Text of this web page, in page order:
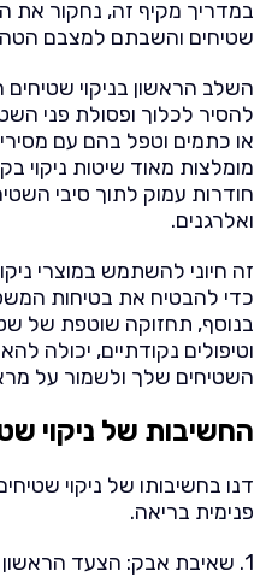
במדריך מקיף זה, נחקור את
שטיחים והשבתם למצבם
השלב הראשון בניקוי
להסיר לכלוך ופסולת פני
או כתמים וטפל בהם עם
מומלצות מאוד שיטות ניקוי
חודרות עמוק לתוך סיבי
ואלרגנים.
זה חיוני להשתמש במוצרי
כדי להבטיח את בטיחות
בנוסף, תחזוקה שוטפת של
וטיפולים נקודתיים, יכולה
השטיחים שלך ולשמור על
החשיבות של ניקוי
דנו בחשיבותו של ניקוי
פנימית בריאה.
1. שאיבת אבק: הצעד הראשון לניקוי שטיחים